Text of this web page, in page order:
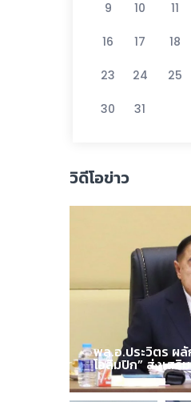
9 10 11
16 17 18
23 24 25
30 31
วิดีโอข่าว
พล.อ.ประวิตร ผลั
โอลิมปิก” ส่งเส